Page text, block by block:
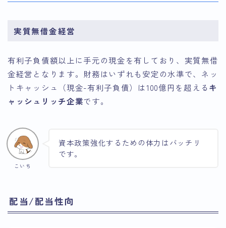
実質無借金経営
有利子負債額以上に手元の現金を有しており、実質無借
金経営となります。財務はいずれも安定の水準で、ネッ
トキャッシュ（現金-有利子負債）は100億円を超えるキ
ャッシュリッチ企業です。
こいち
資本政策強化するための体力はバッチリ
です。
配当/配当性向